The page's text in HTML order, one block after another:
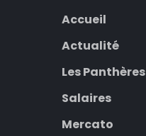
Accueil
Actualité
Les Panthères
Salaires
Mercato